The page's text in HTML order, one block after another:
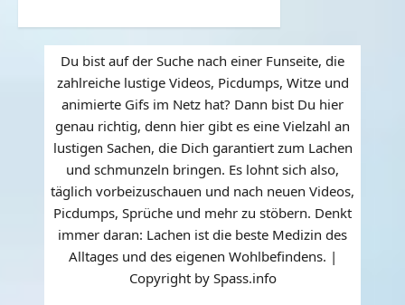
Du bist auf der Suche nach einer Funseite, die
zahlreiche lustige Videos, Picdumps, Witze und
animierte Gifs im Netz hat? Dann bist Du hier
genau richtig, denn hier gibt es eine Vielzahl an
lustigen Sachen, die Dich garantiert zum Lachen
und schmunzeln bringen. Es lohnt sich also,
täglich vorbeizuschauen und nach neuen Videos,
Picdumps, Sprüche und mehr zu stöbern. Denkt
immer daran: Lachen ist die beste Medizin des
Alltages und des eigenen Wohlbefindens. |
Copyright by Spass.info